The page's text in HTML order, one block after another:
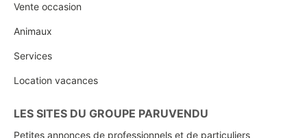
Vente occasion
Animaux
Services
Location vacances
LES SITES DU GROUPE PARUVENDU
Petites annonces de professionnels et de particuliers